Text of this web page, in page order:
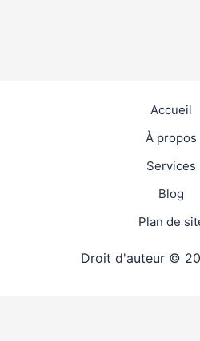
Accueil
À propos
Services
Blog
Plan de
Droit d'auteur ©